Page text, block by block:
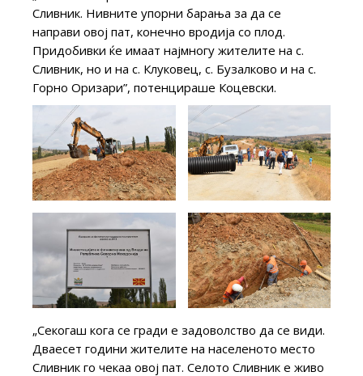
Сливник. Нивните упорни барања за да се
направи овој пат, конечно вродија со плод.
Придобивки ќе имаат најмногу жителите на с.
Сливник, но и на с. Клуковец, с. Бузалково и на с.
Горно Оризари”, потенцираше Коцевски.
„Секогаш кога се гради е задоволство да се види.
Дваесет години жителите на населеното место
Сливник го чекаа овој пат. Селото Сливник е живо